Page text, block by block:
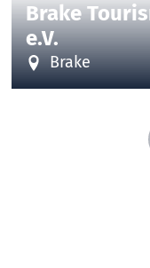
Brake
e.V.
Brake